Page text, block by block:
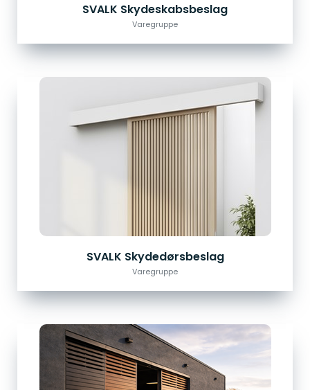
SVALK Skydeskabsbeslag
Varegruppe
SVALK Skydedørsbeslag
Varegruppe